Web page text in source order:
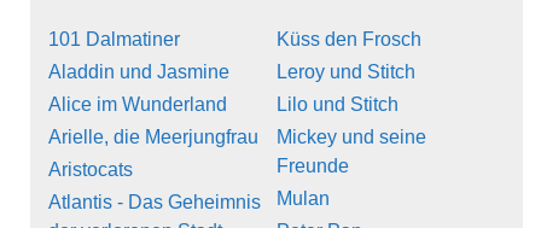
101 Dalmatiner
Aladdin und Jasmine
Alice im Wunderland
Arielle, die Meerjungfrau
Aristocats
Atlantis - Das Geheimnis
Küss den Frosch
Leroy und Stitch
Lilo und Stitch
Mickey und seine
Freunde
Mulan